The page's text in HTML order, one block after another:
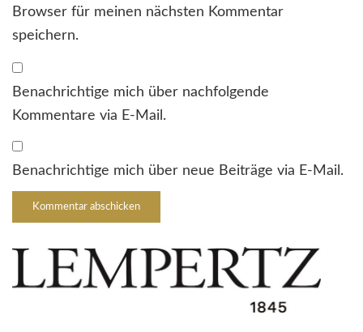
Browser für meinen nächsten Kommentar
speichern.
Benachrichtige mich über nachfolgende
Kommentare via E-Mail.
Benachrichtige mich über neue Beiträge via E-Mail.